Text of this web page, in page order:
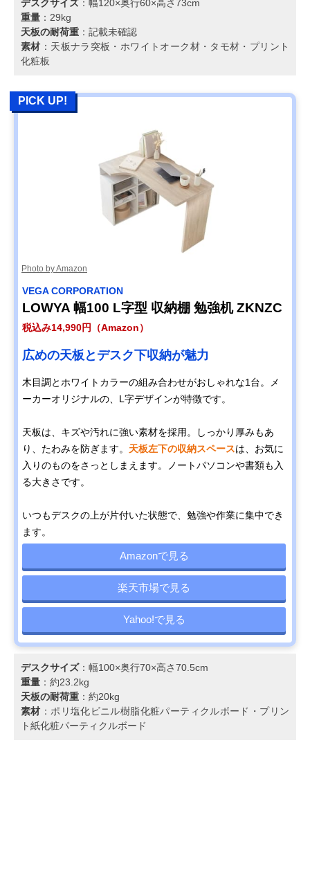
デスクサイズ ：幅120×奥行60×高さ73cm
重量 ：29kg
天板の耐荷重 ：記載未確認
素材 ：天板ナラ突板・ホワイトオーク材・タモ材・プリント
化粧板
PICK UP!
Photo by Amazon
VEGA CORPORATION
LOWYA 幅100 L字型 収納棚 勉強机 ZKNZC
税込み14,990円（Amazon）
広めの天板とデスク下収納が魅力
木目調とホワイトカラーの組み合わせがおしゃれな1台。メ
ーカーオリジナルの、L字デザインが特徴です。
天板は、キズや汚れに強い素材を採用。しっかり厚みもあ
り、たわみを防ぎます。 天板左下の収納スペースは、お気に
入りのものをさっとしまえます。ノートパソコンや書類も入
る大きさです。
いつもデスクの上が片付いた状態で、勉強や作業に集中でき
ます。
Amazonで見る
楽天市場で見る
Yahoo!で見る
デスクサイズ：幅100×奥行70×高さ70.5cm
重量 ：約23.2kg
天板の耐荷重 ：約20kg
素材 ：ポリ塩化ビニル樹脂化粧パーティクルボード・プリン
ト紙化粧パーティクルボード